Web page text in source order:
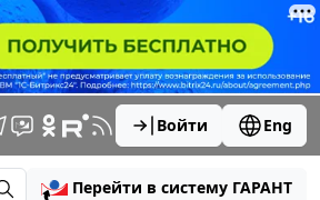
Войти Eng
Перейти в систему ГАРАНТ